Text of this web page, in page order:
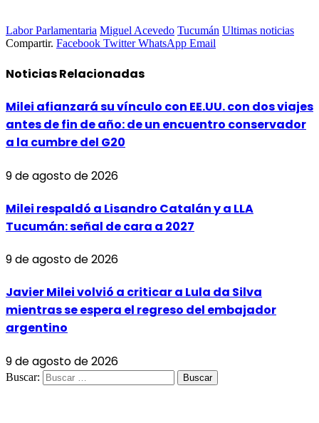
Labor Parlamentaria Miguel Acevedo Tucumán Ultimas noticias
Compartir. Facebook Twitter WhatsApp Email
NoticiasRelacionadas
Milei afianzará su vínculo con EE.UU. con dos viajes
antes de fin de año: de un encuentro conservador
a la cumbre del G20
9 de agosto de 2026
Milei respaldó a Lisandro Catalán y a LLA
Tucumán: señal de cara a 2027
9 de agosto de 2026
Javier Milei volvió a criticar a Lula da Silva
mientras se espera el regreso del embajador
argentino
9 de agosto de 2026
Buscar: